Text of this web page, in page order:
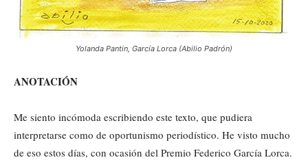
Yolanda Pantin, García Lorca (Abilio Padrón)
ANOTACIÓN
Me siento incómoda escribiendo este texto, que pudiera
interpretarse como de oportunismo periodístico. He visto mucho
de eso estos días, con ocasión del Premio Federico García Lorca.